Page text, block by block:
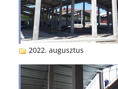
2022. augusztus